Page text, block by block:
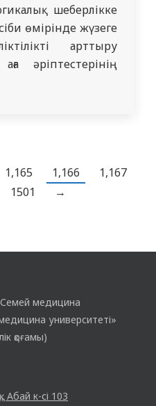
шеберлікке
өмірінде жүзеге
арттыру
әріптестерінің
өз тәжірибесін
Ішкі аурулар және
1,165 1,166
1,167
1501 →
медицина
университеті»
қоғамы)
Абай к-сі 103